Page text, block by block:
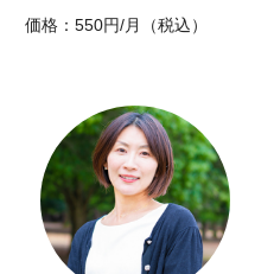
価格：550円/月（税込）